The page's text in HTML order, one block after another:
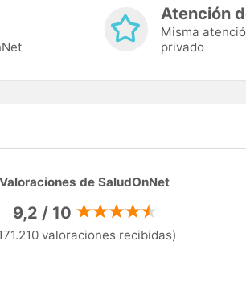
Atención
Misma
privado
Valoraciones de SaludOnNet
9,2 / 10
valoraciones recibidas)